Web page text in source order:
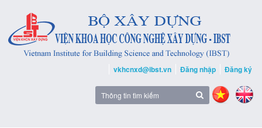
vkhcnxd@ibst.vn Đăng nhập Đăng ký